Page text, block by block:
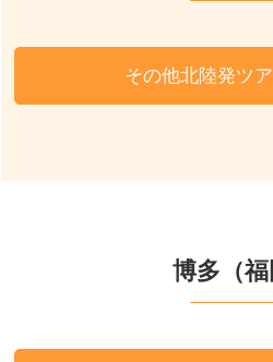
その他北陸発ツ
博多（福